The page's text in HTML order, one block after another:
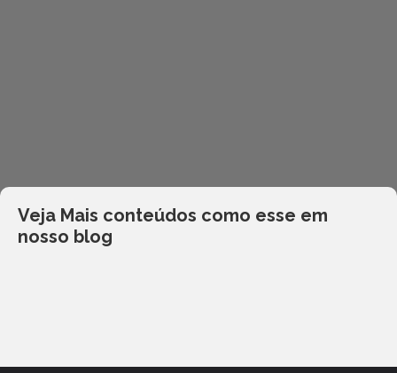
Veja Mais conteúdos como esse em
nosso blog